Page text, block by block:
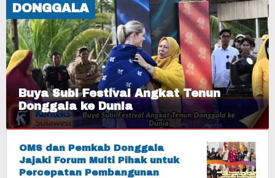
Buya Subi Festival Angkat Tenun
Donggala ke Dunia
DONGGALA,
HEADLINE,
KEBUDAYAAN
DONGGALA
OMS dan Pemkab Donggala
Jajaki Forum Multi Pihak untuk
Percepatan Pembangunan